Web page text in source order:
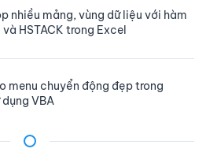
nhiều mảng, vùng dữ liệu với hàm
và HSTACK trong Excel
menu chuyển động đẹp trong
VBA